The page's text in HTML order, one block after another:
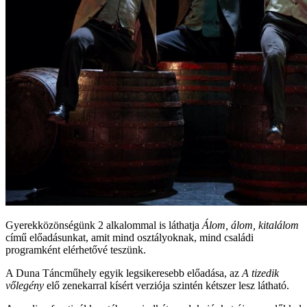
Gyerekközönségünk 2 alkalommal is láthatjaÁlom, álom, kitalálom
című előadásunkat, amit mind osztályoknak, mind családi
programként elérhetővé teszünk.
A Duna Táncműhely egyik legsikeresebb előadása, azA tizedik
vőlegény elő zenekarral kísért verziója szintén kétszer lesz látható.